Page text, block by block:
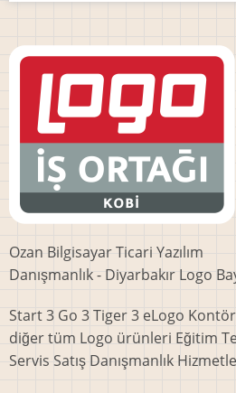
Ozan Bilgisayar Ticari Yazılım
Danışmanlık - Diyarbakır Logo
Start 3 Go 3 Tiger 3 eLogo
diğer tüm Logo ürünleri Eğitim
Servis Satış Danışmanlık